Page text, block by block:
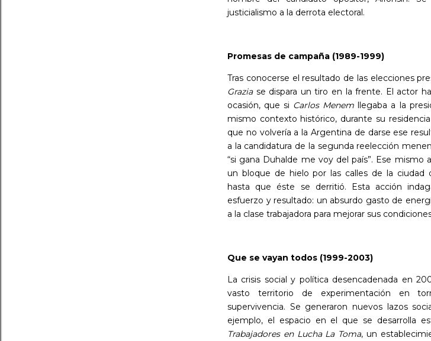
justicialismo a la derrota electoral.
Promesas de campaña (1989-1999)
Tras conocerse el resultado de las elecciones
Graziase dispara un tiro en la frente. El actor
ocasión, que si Carlos Menemllegaba a la
mismo contexto histórico, durante su
que no volvería a la Argentina de darse ese
a la candidatura de la segunda reelección
“si gana Duhalde me voy del país”. Ese mismo
un bloque de hielo por las calles de la ciudad
hasta que éste se derritió. Esta acción
esfuerzo y resultado: un absurdo gasto de
a la clase trabajadora para mejorar sus
Que se vayan todos (1999-2003)
La crisis social y política desencadenada en
vasto territorio de experimentación en
supervivencia. Se generaron nuevos lazos
ejemplo, el espacio en el que se desarrolla
Trabajadores en Lucha La Toma, un